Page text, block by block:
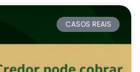
CASOS REAIS